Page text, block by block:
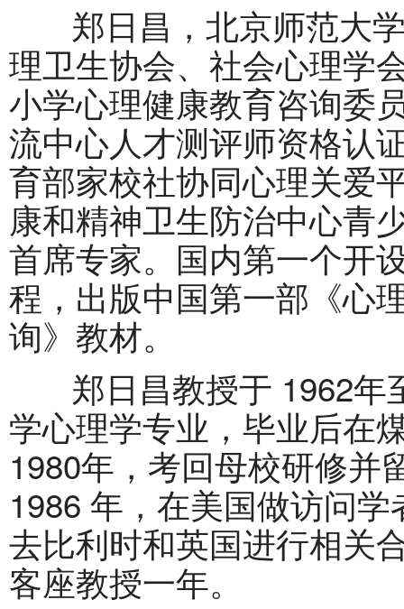
郑日昌，北京师范大学
理卫生协会、社会心理学
小学心理健康教育咨询委
流中心人才测评师资格认
育部家校社协同心理关爱
康和精神卫生防治中心青
首席专家。国内第一个开
程，出版中国第一部《心
询》教材。
郑日昌教授于 1962年
学心理学专业，毕业后在
1980年，考回母校研修并
1986 年，在美国做访问
去比利时和英国进行相关
客座教授一年。